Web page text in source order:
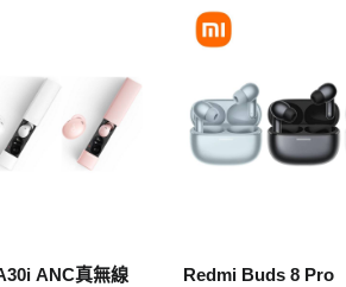
ANC真無線
Redmi Buds 8 Pro